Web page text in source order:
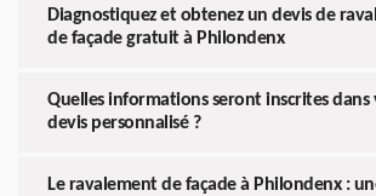
Diagnostiquez et obtenez un devis de
de façade gratuit à Philondenx
Quelles informations seront inscrites dans
devis personnalisé ?
Le ravalement de façade à Philondenx :